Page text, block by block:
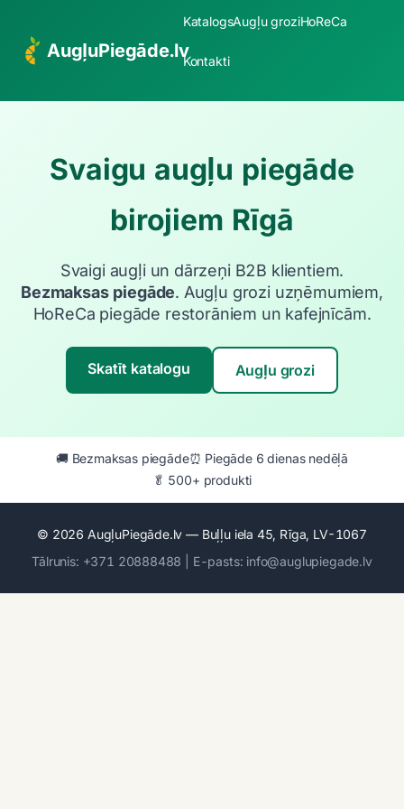
AugļuPiegāde.lv
KatalogsAugļu groziHoReCa
Kontakti
Svaigu augļu piegāde
birojiem Rīgā
Svaigi augļi un dārzeņi B2B klientiem.
Bezmaksas piegāde. Augļu grozi uzņēmumiem,
HoReCa piegāde restorāniem un kafejnīcām.
Skatīt katalogu Augļu grozi
🚚 Bezmaksas piegāde⏰ Piegāde 6 dienas nedēļā
🥬 500+ produkti
© 2026 AugļuPiegāde.lv — Buļļu iela 45, Rīga, LV-1067
Tālrunis: +371 20888488 | E-pasts: info@auglupiegade.lv